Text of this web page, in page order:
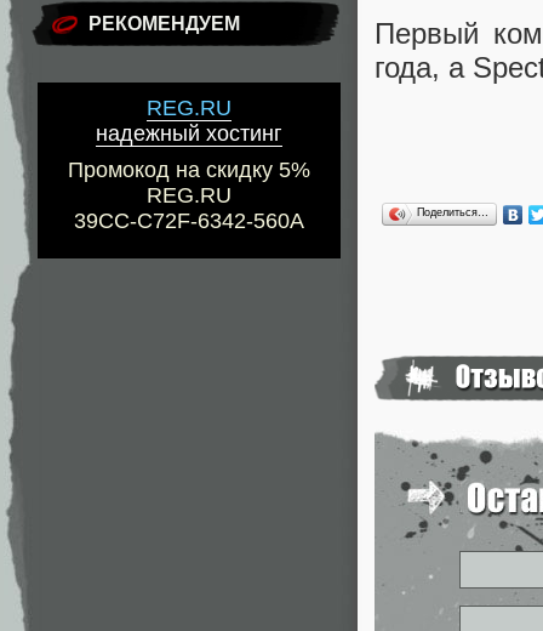
РЕКОМЕНДУЕМ
REG.RU
надежный хостинг
Промокод на скидку 5%
REG.RU
39CC-C72F-6342-560A
Первый
года, а
Поделиться…